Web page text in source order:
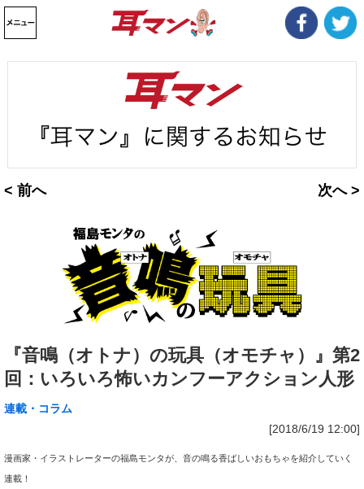
< 前へ 次へ >
『音鳴（オトナ）の玩具（オモチャ）』第2
回：いろいろ怖いカンフーアクション人形
連載・コラム
[2018/6/19 12:00]
漫画家・イラストレーターの福島モンタが、音の鳴る香ばしいおもちゃを紹介していく
連載！